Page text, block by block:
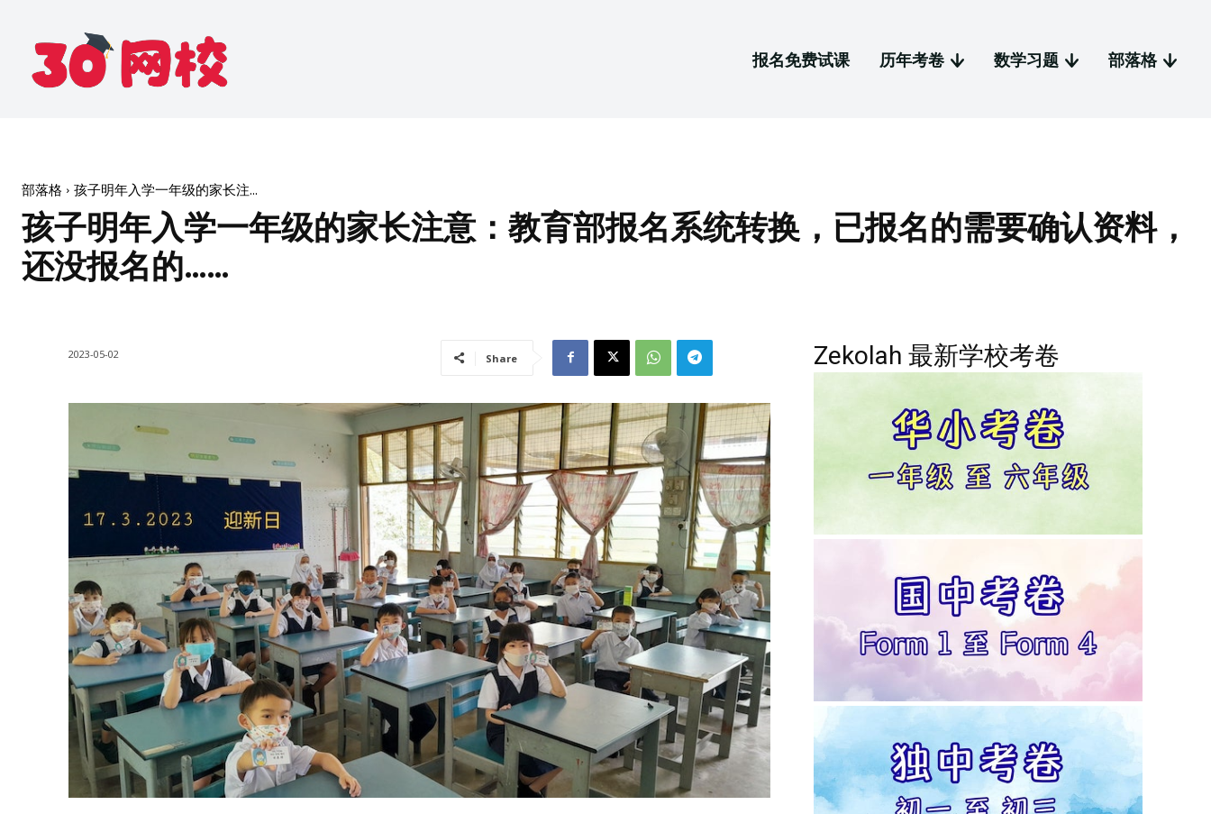
报名免费试课 历年考卷 数学习题 部落格
部落格 孩子明年入学一年级的家长注...
孩子明年入学一年级的家长注意：教育部报名系统转换，已报名的需要确认资料，
还没报名的……
2023-05-02 Share Zekolah 最新学校考卷